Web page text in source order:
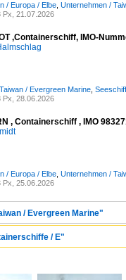
/ Europa / Elbe Unternehmen /
Px, 21.07.2026
,Containerschiff, IMO-
/ Evergreen Marine
Px, 28.06.2026
, Containerschiff , IMO
/ Europa / Elbe Unternehmen /
Px, 25.06.2026
/ Evergreen Marine"
/ E"